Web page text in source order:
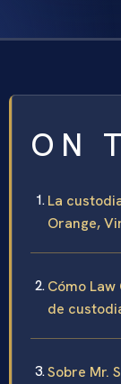
ON
La
Orange,
Cómo Law
de
Sobre Mr.